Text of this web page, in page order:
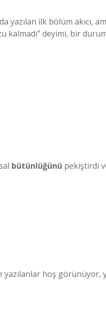
yazılan ilk bölüm akıcı,
kalmadı” deyimi, bir
bütünlüğünü pekiştirdi
yazılanlar hoş görünüyor,